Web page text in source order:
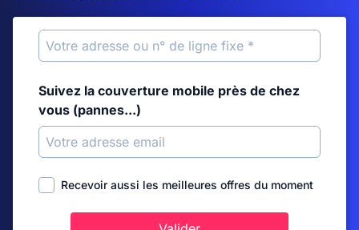
Suivez la couverture mobile près de chez
vous (pannes...)
Recevoir aussi les meilleures offres du moment